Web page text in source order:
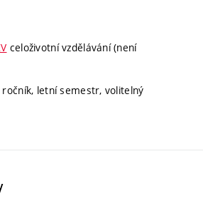
celoživotní vzdělávání (není
ročník, letní semestr, volitelný